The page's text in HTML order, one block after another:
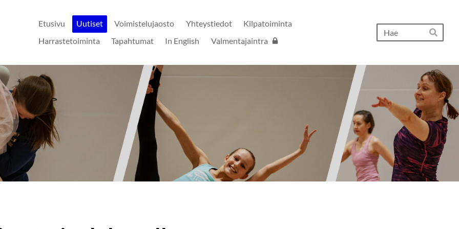
Etusivu Uutiset Voimistelujaosto Yhteystiedot
Kilpatoiminta
Harrastetoiminta
Tapahtumat In English Valmentajaintra Hae